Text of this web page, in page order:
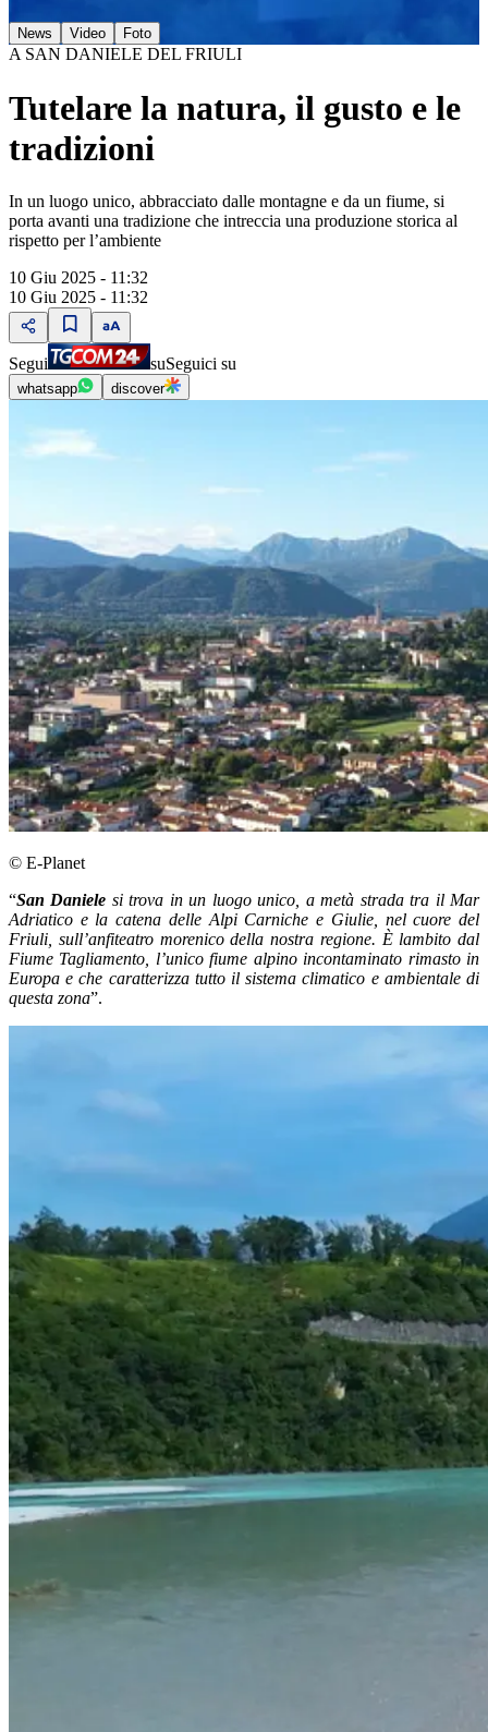
News Video Foto
A SAN DANIELE DEL FRIULI
Tutelare la natura, il gusto e le
tradizioni
In un luogo unico, abbracciato dalle montagne e da un fiume, si
porta avanti una tradizione che intreccia una produzione storica al
rispetto per l’ambiente
10 Giu 2025 - 11:32
10 Giu 2025 - 11:32
Segui suSeguici su
whatsapp discover
© E-Planet
“San Daniele si trova in un luogo unico, a metà strada tra il Mar
Adriatico e la catena delle Alpi Carniche e Giulie, nel cuore del
Friuli, sull’anfiteatro morenico della nostra regione. È lambito dal
Fiume Tagliamento, l’unico fiume alpino incontaminato rimasto in
Europa e che caratterizza tutto il sistema climatico e ambientale di
questa zona”.